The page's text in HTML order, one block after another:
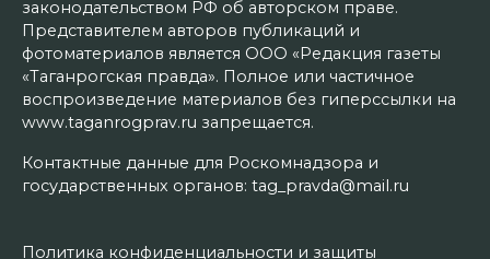
законодательством РФ об авторском праве.
Представителем авторов публикаций и
фотоматериалов является ООО «Редакция газеты
«Таганрогская правда». Полное или частичное
воспроизведение материалов без гиперссылки на
www.taganrogprav.ru запрещается.
Контактные данные для Роскомнадзора и
государственных органов: tag_pravda@mail.ru
Политика конфиденциальности и защиты